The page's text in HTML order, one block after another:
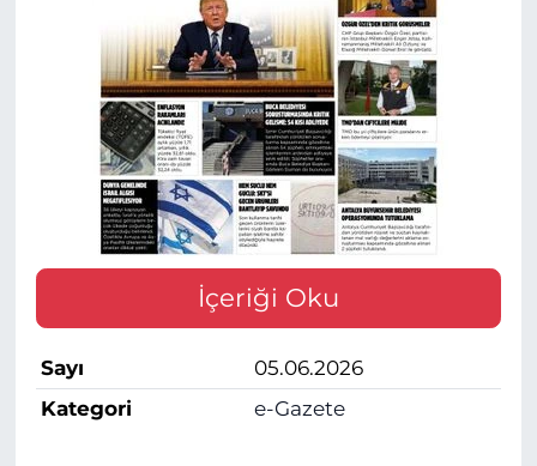
İçeriği Oku
Sayı
05.06.2026
Kategori
e-Gazete